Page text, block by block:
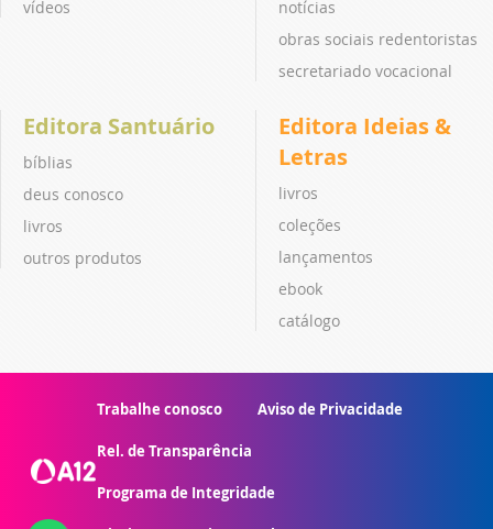
vídeos
notícias
obras sociais redentoristas
secretariado vocacional
Editora Santuário
bíblias
deus conosco
livros
outros produtos
Editora Ideias &
Letras
livros
coleções
lançamentos
ebook
catálogo
Trabalhe conosco Aviso de Privacidade
Rel. de Transparência
Programa de Integridade